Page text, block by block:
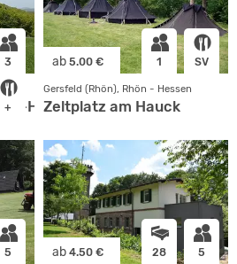
3
+ Haus
ab 5.00 € 1 SV
Gersfeld (Rhön), Rhön - Hessen
Zeltplatz am Hauck
5 ab 4.50 € 28 5